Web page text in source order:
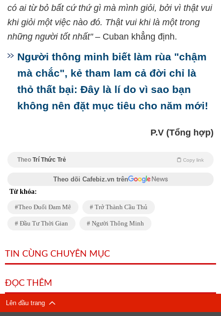
có ai từ bỏ bất cứ thứ gì mà mình giỏi, bởi vì thật vui
khi giỏi một việc nào đó. Thật vui khi là một trong
những người tốt nhất"– Cuban khẳng định.
Người thông minh biết làm rùa "chậm
mà chắc", kẻ tham lam cả đời chỉ là
thỏ thất bại: Đây là lí do vì sao bạn
không nên đặt mục tiêu cho năm mới!
P.V (Tổng hợp)
Theo Trí Thức Trẻ Copy link
Theo dõi Cafebiz.vn trên
Từ khóa:
Theo Đuổi Đam Mê Trở Thành Cầu Thủ
Đầu Tư Thời Gian Người Thông Minh
TIN CÙNG CHUYÊN MỤC
ĐỌC THÊM
Lên đầu trang